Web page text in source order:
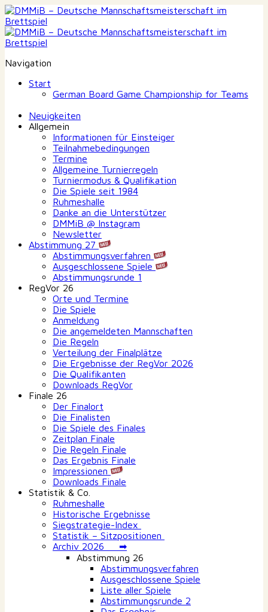
Navigation
Start
German Board Game Championship for Teams
Neuigkeiten
Allgemein
Informationen für Einsteiger
Teilnahmebedingungen
Termine
Allgemeine Turnierregeln
Turniermodus & Qualifikation
Die Spiele seit 1984
Ruhmeshalle
Danke an die Unterstützer
DMMiB @ Instagram
Newsletter
Abstimmung 27
Abstimmungsverfahren
Ausgeschlossene Spiele
Abstimmungsrunde 1
RegVor 26
Orte und Termine
Die Spiele
Anmeldung
Die angemeldeten Mannschaften
Die Regeln
Verteilung der Finalplätze
Die Ergebnisse der RegVor 2026
Die Qualifikanten
Downloads RegVor
Finale 26
Der Finalort
Die Finalisten
Die Spiele des Finales
Zeitplan Finale
Die Regeln Finale
Das Ergebnis Finale
Impressionen
Downloads Finale
Statistik & Co.
Ruhmeshalle
Historische Ergebnisse
Siegstrategie-Index
Statistik – Sitzpositionen
Archiv 2026 ➡
Abstimmung 26
Abstimmungsverfahren
Ausgeschlossene Spiele
Liste aller Spiele
Abstimmungsrunde 2